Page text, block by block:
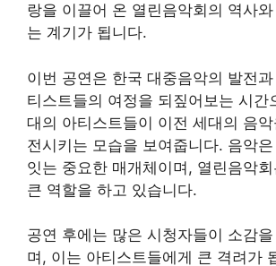
랑을 이끌어 온 열린음악회의 역사
는 계기가 됩니다.
이번 공연은 한국 대중음악의 발전
티스트들의 여정을 되짚어보는 시간
대의 아티스트들이 이전 세대의 음
전시키는 모습을 보여줍니다. 음악
잇는 중요한 매개체이며, 열린음악
큰 역할을 하고 있습니다.
공연 후에는 많은 시청자들이 소감
며, 이는 아티스트들에게 큰 격려가